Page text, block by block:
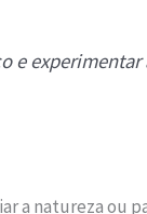
a natureza ou